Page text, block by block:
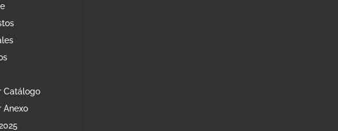
Catálogo
Anexo